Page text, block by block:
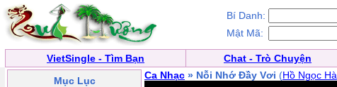
Bí Danh:
Mật Mã:
VietSingle - Tìm Bạn Chat - Trò Chuyện
Mục Lục
Ca Nhạc » Nỗi Nhớ Đầy Vơi (Hồ Ngọc Hà